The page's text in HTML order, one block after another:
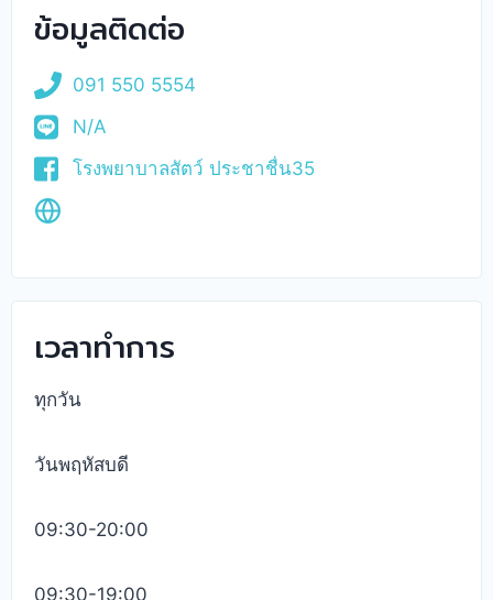
ข้อมูลติดต่อ
091 550 5554
N/A
โรงพยาบาลสัตว์ ประชาชื่น35
เวลาทำการ
ทุกวัน
วันพฤหัสบดี
09:30-20:00
09:30-19:00